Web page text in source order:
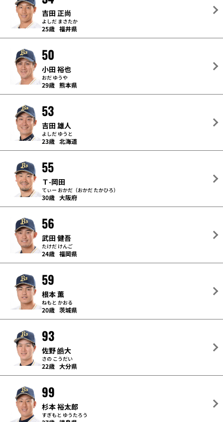
吉田 正尚
よしだ まさたか
25歳 福井県
50
小田 裕也
おだ ゆうや
29歳 熊本県
53
吉田 雄人
よしだ ゆうと
23歳 北海道
55
Ｔ-岡田
てぃー おかだ（おかだ たかひろ）
30歳 大阪府
56
武田 健吾
たけだ けんご
24歳 福岡県
59
根本 薫
ねもと かおる
20歳 茨城県
93
佐野 皓大
さの こうだい
22歳 大分県
99
杉本 裕太郎
すぎもと ゆうたろう